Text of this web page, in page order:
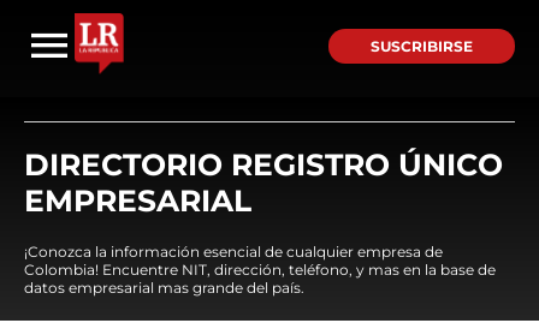
SUSCRIBIRSE
DIRECTORIO REGISTRO ÚNICO
EMPRESARIAL
¡Conozca la información esencial de cualquier empresa de
Colombia! Encuentre NIT, dirección, teléfono, y mas en la base de
datos empresarial mas grande del país.